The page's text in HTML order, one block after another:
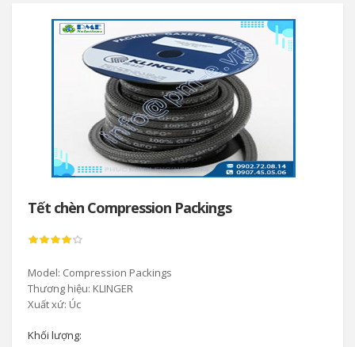
Tết chèn Compression Packings
Model: Compression Packings
Thương hiệu: KLINGER
Xuất xứ: Úc
Khối lượng: